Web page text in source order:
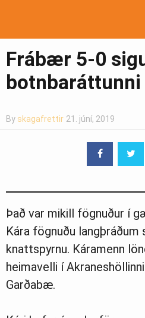
Frábær 5-0
botnbaráttunni
By skagafrettir 21. júní, 2019
Það var mikill fögnuður í
Kára fögnuðu langþráðum
knattspyrnu. Káramenn
heimavelli í
Garðabæ.